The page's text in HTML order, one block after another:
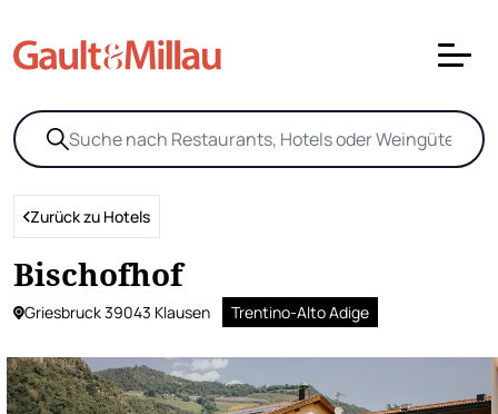
Zurück zu Hotels
Bischofhof
Griesbruck 39043 Klausen Trentino-Alto Adige